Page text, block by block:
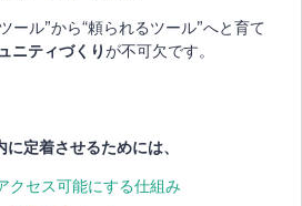
ール”から“頼られるツール”へと育て
ニティづくりが不可欠です。
定着させるためには、
クセス可能にする仕組み